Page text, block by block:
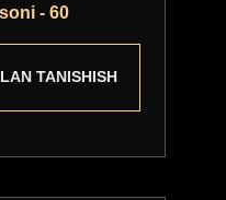
- 60
TANISHISH